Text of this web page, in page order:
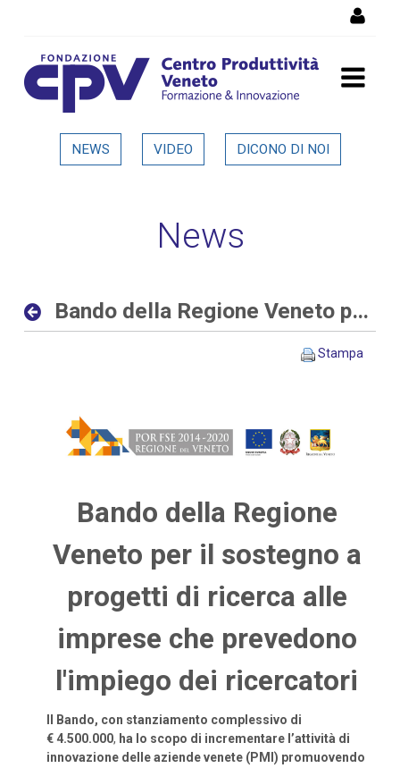
Bando della Regione Veneto
imprese - Dettaglio in
NEWS VIDEO DICONO DI NOI
News
Bando della Regione Veneto per progetti di ricerca alle imprese
Stampa
Bando della Regione
Veneto per il sostegno a
progetti di ricerca alle
imprese che prevedono
l'impiego dei ricercatori
Il Bando, con stanziamento complessivo di
€ 4.500.000, ha lo scopo di incrementare l’attività di
innovazione delle aziende venete (PMI) promuovendo